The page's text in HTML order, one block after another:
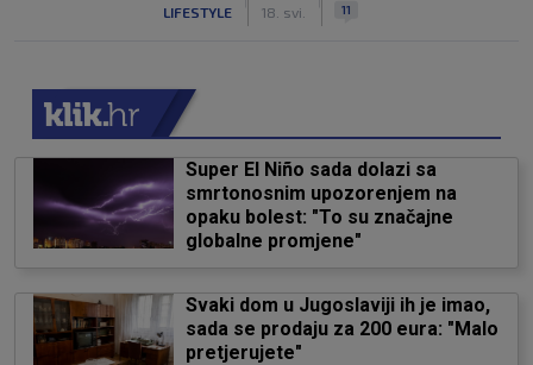
LIFESTYLE 18. svi. 11
Super El Niño sada dolazi sa
smrtonosnim upozorenjem na
opaku bolest: "To su značajne
globalne promjene"
Svaki dom u Jugoslaviji ih je imao,
sada se prodaju za 200 eura: "Malo
pretjerujete"